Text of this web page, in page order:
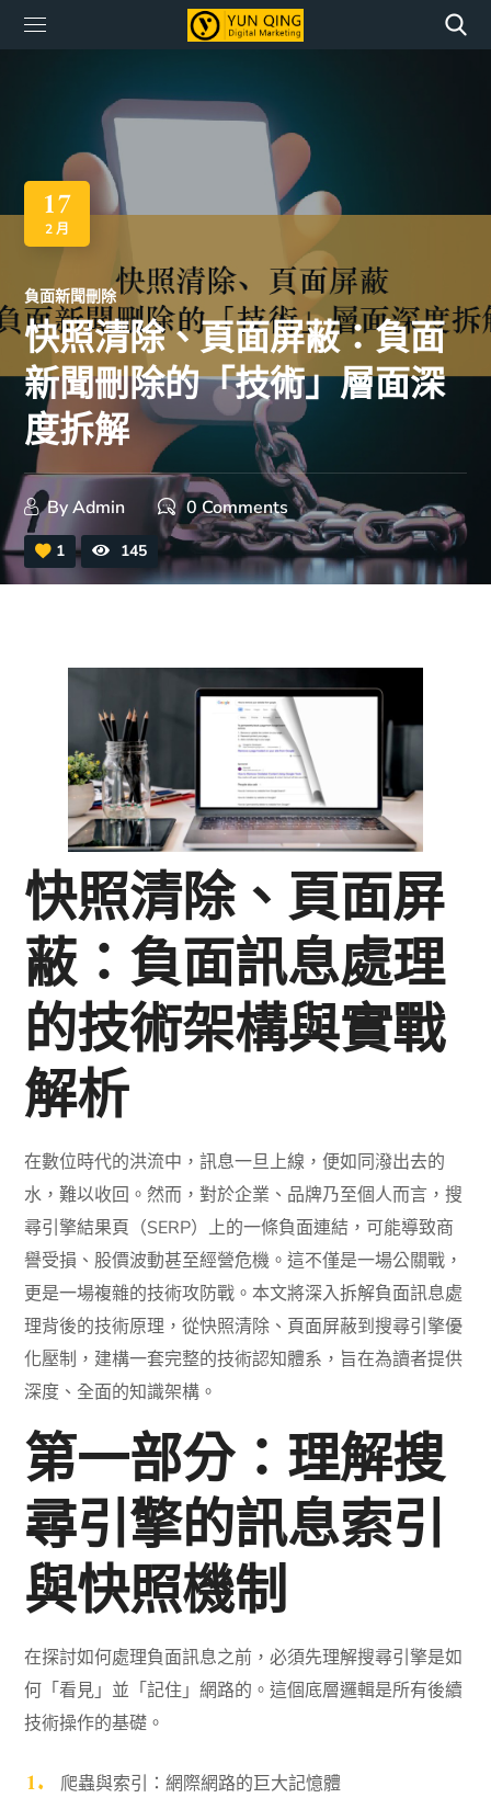
17
2 月
負面新聞刪除
快照清除、頁面屏蔽：負面
新聞刪除的「技術」層面深
度拆解
ByAdmin 0 Comments
1 145
快照清除、頁面屏
蔽：負面訊息處理
的技術架構與實戰
解析
在數位時代的洪流中，訊息一旦上線，便如同潑出去的
水，難以收回。然而，對於企業、品牌乃至個人而言，搜
尋引擎結果頁（SERP）上的一條負面連結，可能導致商
譽受損、股價波動甚至經營危機。這不僅是一場公關戰，
更是一場複雜的技術攻防戰。本文將深入拆解負面訊息處
理背後的技術原理，從快照清除、頁面屏蔽到搜尋引擎優
化壓制，建構一套完整的技術認知體系，旨在為讀者提供
深度、全面的知識架構。
第一部分：理解搜
尋引擎的訊息索引
與快照機制
在探討如何處理負面訊息之前，必須先理解搜尋引擎是如
何「看見」並「記住」網路的。這個底層邏輯是所有後續
技術操作的基礎。
爬蟲與索引：網際網路的巨大記憶體